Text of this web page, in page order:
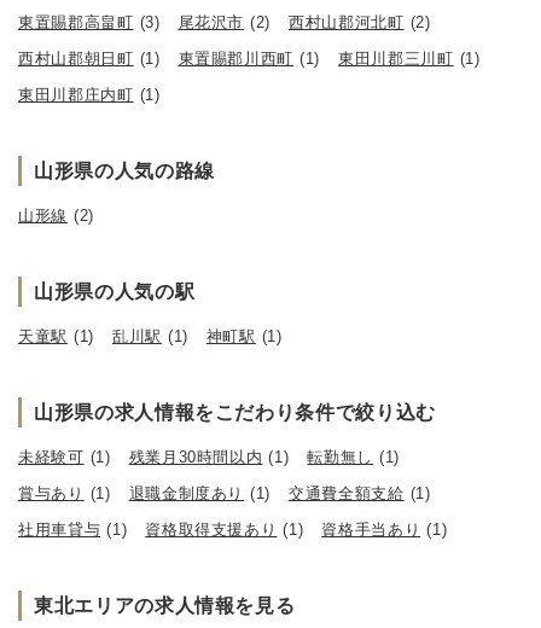
東置賜郡高畠町 (3) 尾花沢市 (2) 西村山郡河北町 (2)
西村山郡朝日町 (1) 東置賜郡川西町 (1) 東田川郡三川町 (1)
東田川郡庄内町 (1)
山形県の人気の路線
山形線 (2)
山形県の人気の駅
天童駅 (1) 乱川駅 (1) 神町駅 (1)
山形県の求人情報をこだわり条件で絞り込む
未経験可 (1) 残業月30時間以内 (1) 転勤無し (1)
賞与あり (1) 退職金制度あり (1) 交通費全額支給 (1)
社用車貸与 (1) 資格取得支援あり (1) 資格手当あり (1)
東北エリアの求人情報を見る